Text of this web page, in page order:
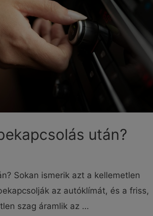
után?
Sokan ismerik azt a kellemetlen
az autóklímát, és a friss,
szag áramlik az …